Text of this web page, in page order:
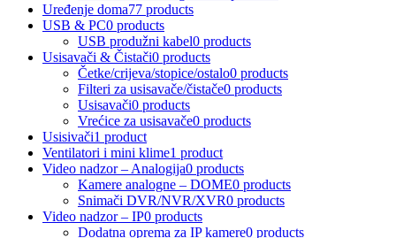
Uređenje doma77 products
USB & PC0 products
USB produžni kabel0 products
Usisavači & Čistači0 products
Četke/crijeva/stopice/ostalo0 products
Filteri za usisavače/čistače0 products
Usisavači0 products
Vrećice za usisavače0 products
Usisivači1 product
Ventilatori i mini klime1 product
Video nadzor – Analogija0 products
Kamere analogne – DOME0 products
Snimači DVR/NVR/XVR0 products
Video nadzor – IP0 products
Dodatna oprema za IP kamere0 products